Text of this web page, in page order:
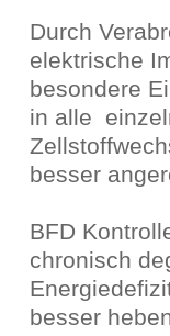
Durch
elektrische
besondere
in alle
besser
BFD
chronisch
besser